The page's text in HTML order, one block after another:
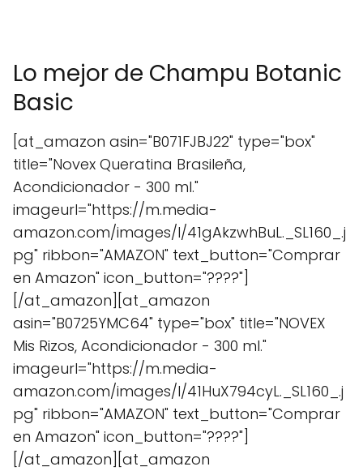
Lo mejor de Champu Botanic
Basic
[at_amazon asin="B071FJBJ22" type="box"
title="Novex Queratina Brasileña,
Acondicionador - 300 ml."
imageurl="https://m.media-
amazon.com/images/I/41gAkzwhBuL._SL160_.j
pg" ribbon="AMAZON" text_button="Comprar
en Amazon" icon_button="????"]
[/at_amazon][at_amazon
asin="B0725YMC64" type="box" title="NOVEX
Mis Rizos, Acondicionador - 300 ml."
imageurl="https://m.media-
amazon.com/images/I/41HuX794cyL._SL160_.j
pg" ribbon="AMAZON" text_button="Comprar
en Amazon" icon_button="????"]
[/at_amazon][at_amazon